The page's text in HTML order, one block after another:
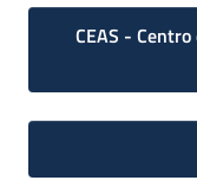
CEAS -